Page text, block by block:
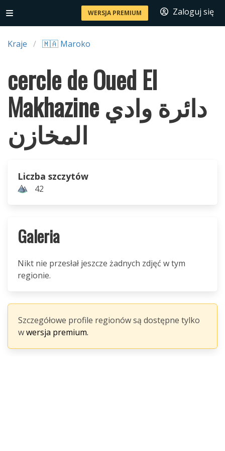
WERSJA PREMIUM Zaloguj się
Kraje 🇲🇦 Maroko
cercle de Oued El
Makhazine دائرة وادي
المخازن
Liczba szczytów
42
Galeria
Nikt nie przesłał jeszcze żadnych zdjęć w tym
regionie.
Szczegółowe profile regionów są dostępne tylko
wwersja premium.